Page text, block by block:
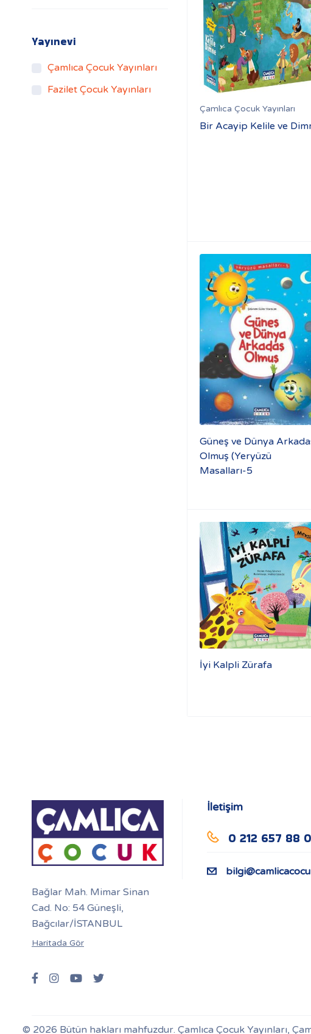
Yayınevi
Çamlıca Çocuk Yayınları
Fazilet Çocuk Yayınları
Çamlıca Çocuk Yayınları
Bir Acayip Kelile ve
Güneş ve Dünya
Olmuş (Yeryüzü
Masalları-5
İyi Kalpli Zürafa
Bağlar Mah. Mimar Sinan
Cad. No: 54 Güneşli,
Bağcılar/İSTANBUL
Haritada Gör
İletişim
0 212 657 88
© 2026 Bütün hakları mahfuzdur. Çamlıca Çocuk Yayınları,